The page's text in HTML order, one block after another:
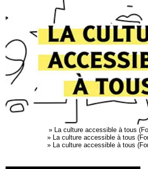
» La culture accessible à tous
» La culture accessible à tous
» La culture accessible à tous